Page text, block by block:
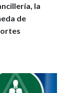
la
de